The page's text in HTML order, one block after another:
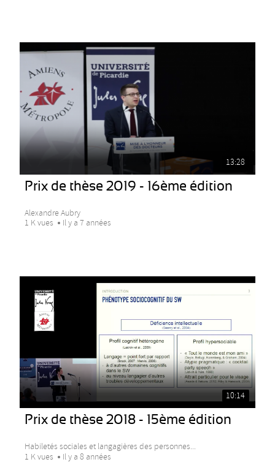
13:28
Prix de thèse 2019 - 16ème édition
Alexandre Aubry
1 K vues
Il y a 7 années
10:14
Prix de thèse 2018 - 15ème édition
Habiletés sociales et langagières des personnes...
1 K vues
Il y a 8 années